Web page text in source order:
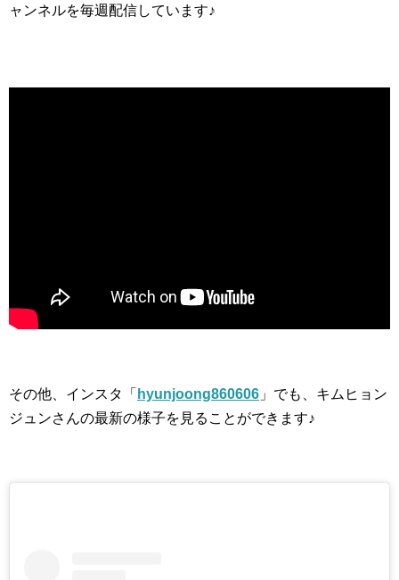
ャンネルを毎週配信しています♪
その他、インスタ「 hyunjoong860606 」でも、キムヒョン
ジュンさんの最新の様子を見ることができます♪